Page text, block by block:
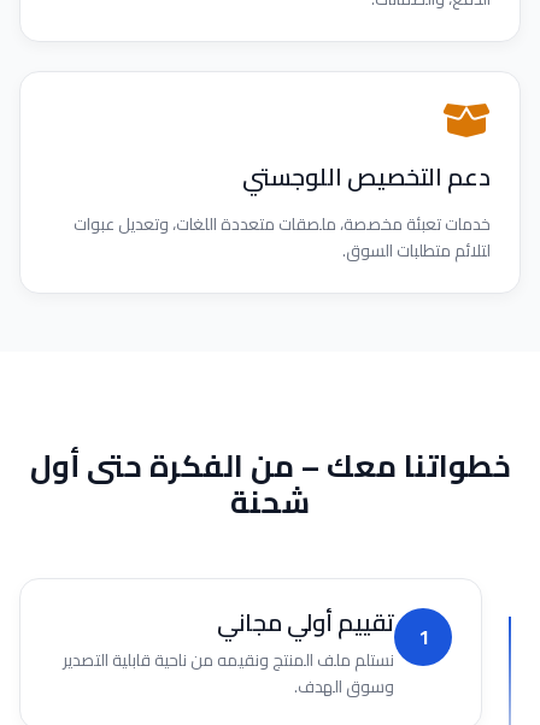
دعم التخصيص اللوجستي
خدمات تعبئة مخصصة، ملصقات متعددة اللغات، وتعديل عبوات
لتلائم متطلبات السوق.
خطواتنا معك – من الفكرة حتى أول
شحنة
1 تقييم أولي مجاني
نستلم ملف المنتج ونقيمه من ناحية قابلية التصدير
وسوق الهدف.